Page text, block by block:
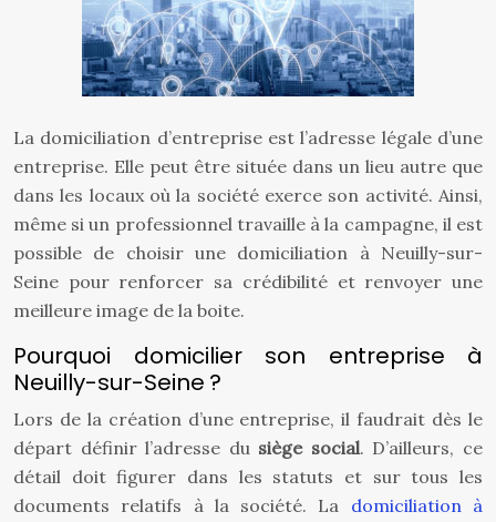
La domiciliation d’entreprise est l’adresse légale d’une
entreprise. Elle peut être située dans un lieu autre que
dans les locaux où la société exerce son activité. Ainsi,
même si un professionnel travaille à la campagne, il est
possible de choisir une domiciliation à Neuilly-sur-
Seine pour renforcer sa crédibilité et renvoyer une
meilleure image de la boite.
Pourquoi domicilier son entreprise à
Neuilly-sur-Seine ?
Lors de la création d’une entreprise, il faudrait dès le
départ définir l’adresse du siège social. D’ailleurs, ce
détail doit figurer dans les statuts et sur tous les
documents relatifs à la société. La domiciliation à